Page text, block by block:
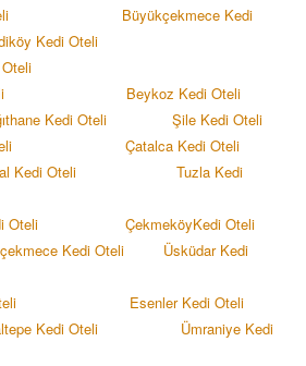
Büyükçekmece Kedi
Kedi Oteli
Beykoz Kedi Oteli
Kedi Oteli
Şile Kedi Oteli
Çatalca Kedi Oteli
Kedi Oteli
Tuzla Kedi
Oteli
ÇekmeköyKedi Oteli
Kedi Oteli
Üsküdar Kedi
Esenler Kedi Oteli
Kedi Oteli
Ümraniye Kedi